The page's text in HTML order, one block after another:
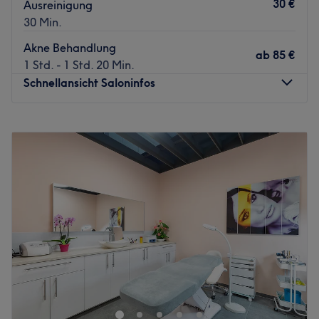
Ausreinigung
30 Min.
30 €
Akne Behandlung
1 Std. - 1 Std. 20 Min.
ab 85 €
Schnellansicht Saloninfos
10:00 19:00
10:00
Freitag
10:00–19:00
10:00–19:00
Sonntag
Geschlossen
Sag Falten und Fettpolstern den Kampf an – dabei hilft
dir das Kosmetikstudio Skinlifter Aesthetics in der
Scharnweberstraße 57 im Berlin-Friedrichshain nahe dem
Ringcenter. Überzeuge dich selbst und buche noch heute